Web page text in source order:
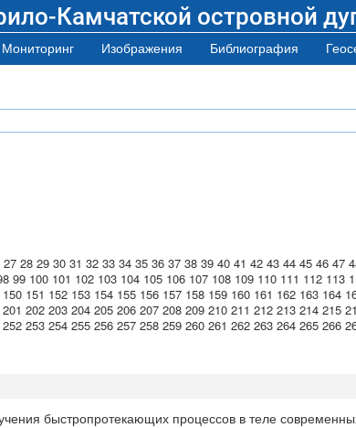
Камчатской островной
Мониторинг Изображения Библиография
27 28 29 30 31 32 33 34 35 36 37 38 39 40 41 42 43 44 45 46 47
99 100 101 102 103 104 105 106 107 108 109 110 111 112 113
150 151 152 153 154 155 156 157 158 159 160 161 162 163 164
201 202 203 204 205 206 207 208 209 210 211 212 213 214 215
252 253 254 255 256 257 258 259 260 261 262 263 264 265 266
быстропротекающих процессов в теле